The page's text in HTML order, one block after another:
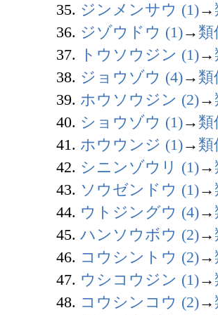
35. ジンメンサウ (1)→
36. ジゾウドウ (1)→ 類
37.
トウソウジン (1)→
38. ジョウゾウ (4)→ 類
39. ホウソウジン (2)→
40. ショウゾウ (1)→ 類
41. ホウウンジ (1)→ 類
42. シニンゾウリ (1)→
43. ソウゼンドウ (1)→
44. ウトジングウ (4)→
45. ハンソウボウ (2)→
46. コウシントウ (2)→
47. ウシコウジン (1)→
48. コウシンコウ (2)→